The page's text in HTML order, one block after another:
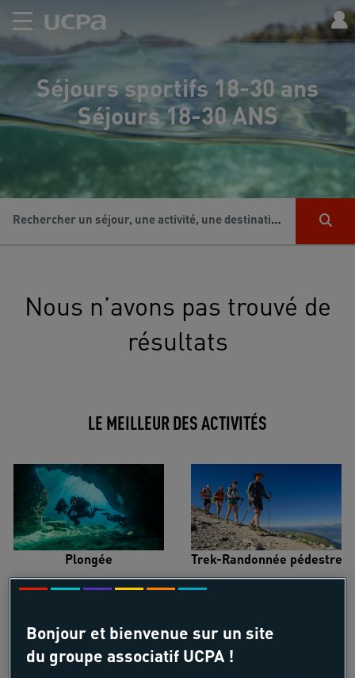
Séjours sportifs 18-30 ans
Séjours 18-30 ANS
Rechercher un séjour, une activité, une destination...
Nous n’avons pas trouvé de
résultats
LE MEILLEUR DES ACTIVITÉS
Plongée Trek-Randonnée pédestre
Bonjour et bienvenue sur un site
du groupe associatif UCPA !